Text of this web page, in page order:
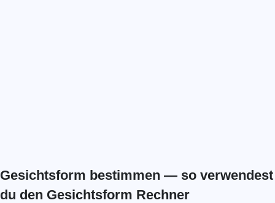
Gesichtsform bestimmen — so verwendest
du den Gesichtsform Rechner